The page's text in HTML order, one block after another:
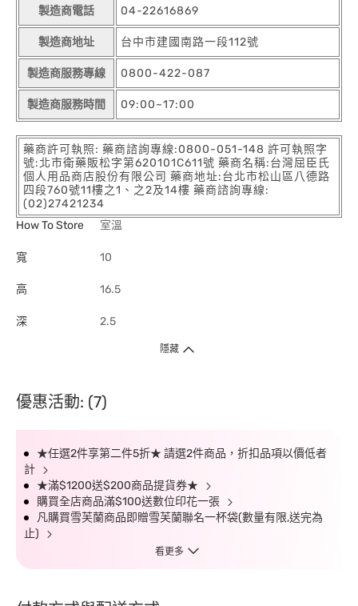
製造商電話 04-22616869
製造商地址 台中市建國南路一段112號
製造商服務專線 0800-422-087
製造商服務時間 09:00~17:00
藥商許可執照: 藥商諮詢專線:0800-051-148 許可執照字
號:北市衛藥販松字第620101C611號 藥商名稱:台灣屈臣氏
個人用品商店股份有限公司 藥商地址:台北市松山區八德路
四段760號11樓之1、之2及14樓 藥商諮詢專線:
(02)27421234
How To Store
室溫
寬 10
高 16.5
深 2.5
隱藏
優惠活動: (7)
★任選2件享第二件5折★ 請選2件商品，折扣品項以價低者
計
★滿$1200送$200商品提貨券★
購買全店商品滿$100送數位印花一張
凡購買雪芙蘭商品即贈雪芙蘭聯名一杯袋(數量有限,送完為
止)
看更多